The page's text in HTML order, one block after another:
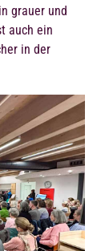
grauer und
auch ein
in der